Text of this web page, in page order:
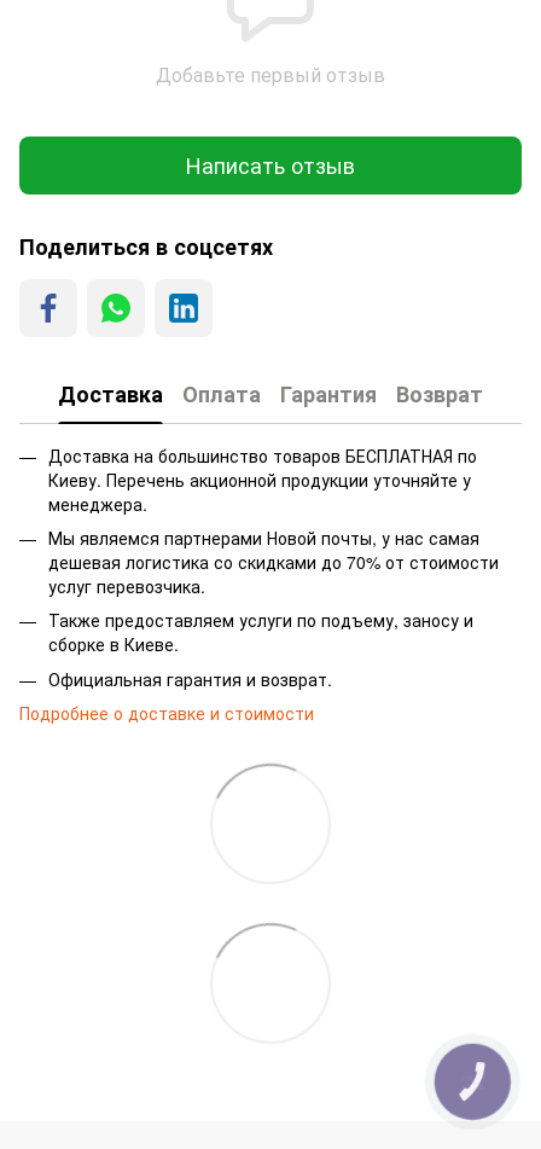
Добавьте первый отзыв
Написать отзыв
Поделиться в соцсетях
Доставка Оплата Гарантия Возврат
Доставка на большинство товаров БЕСПЛАТНАЯ по
Киеву. Перечень акционной продукции уточняйте у
менеджера.
Мы являемся партнерами Новой почты, у нас самая
дешевая логистика со скидками до 70% от стоимости
услуг перевозчика.
Также предоставляем услуги по подъему, заносу и
сборке в Киеве.
Официальная гарантия и возврат.
Подробнее о доставке и стоимости
КНОПКА
ЗВ'ЯЗКУ